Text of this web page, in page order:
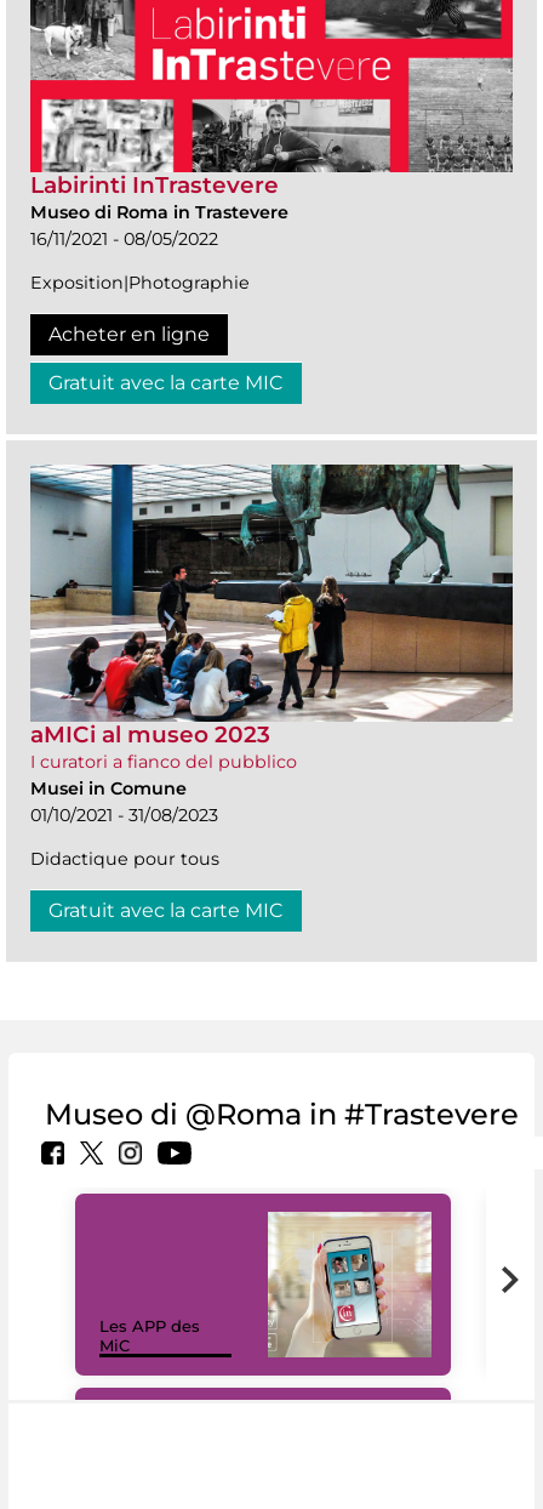
Labirinti InTrastevere
Museo di Roma in Trastevere
16/11/2021 - 08/05/2022
Exposition|Photographie
Acheter en ligne
Gratuit avec la carte MIC
aMICi al museo 2023
I curatori a fianco del pubblico
Musei in Comune
01/10/2021 - 31/08/2023
Didactique pour tous
Gratuit avec la carte MIC
Museo di @Roma in #Trastevere
Les APP des
MiC